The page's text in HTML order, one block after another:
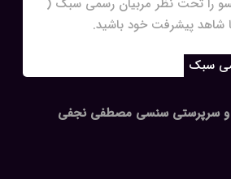
را تحت نظر مربیان رسمی سبک (
شاهد پیشرفت خود باشید.
سبک
و سرپرستی سنسی مصطفی نجفی